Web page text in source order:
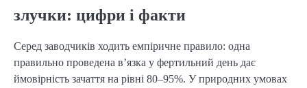
злучки: цифри і факти
Серед заводчиків ходить емпіричне правило: одна
правильно проведена в’язка у фертильний день дає
ймовірність зачаття на рівні 80–95%. У природних умовах